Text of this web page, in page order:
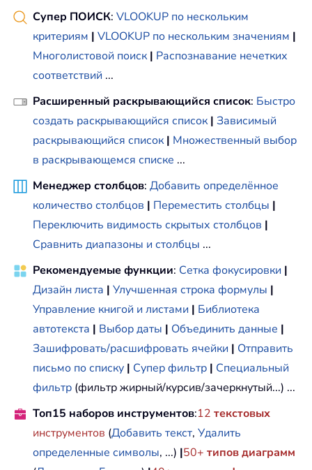
Супер ПОИСК: VLOOKUP по нескольким
критериям | VLOOKUP по нескольким значениям |
Многолистовой поиск | Распознавание нечетких
соответствий ...
Расширенный раскрывающийся список: Быстро
создать раскрывающийся список | Зависимый
раскрывающийся список | Множественный выбор
в раскрывающемся списке ...
Менеджер столбцов: Добавить определённое
количество столбцов | Переместить столбцы |
Переключить видимость скрытых столбцов |
Сравнить диапазоны и столбцы ...
Рекомендуемые функции: Сетка фокусировки |
Дизайн листа | Улучшенная строка формулы |
Управление книгой и листами | Библиотека
автотекста | Выбор даты | Объединить данные |
Зашифровать/расшифровать ячейки | Отправить
письмо по списку | Супер фильтр | Специальный
фильтр (фильтр жирный/курсив/зачеркнутый...) ...
Топ15 наборов инструментов:12 текстовых
инструментов (Добавить текст, Удалить
определенные символы, ...) |50+ типов диаграмм